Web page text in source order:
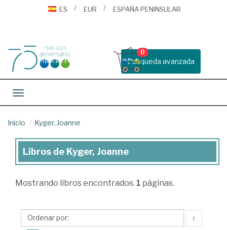
ES
EUR ESPAÑA PENINSULAR
Busqueda avanzada
0
Toggle navigation
Inicio Kyger, Joanne
Libros
Kyger,
Libros de Kyger, Joanne
Mostrando libros encontrados. 1 páginas.
↑